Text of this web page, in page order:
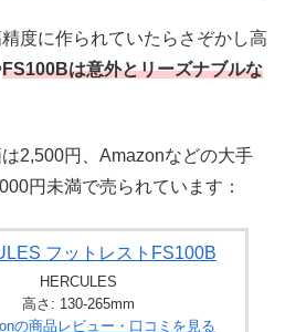
度に作られていたらさぞかし高
FS100Bは意外とリーズナブルな
2,500円、Amazonなどの大手
円未満で売られています：
フットレストFS100B
HERCULES
高さ: 130-265mm
の商品レビュー・口コミを見る